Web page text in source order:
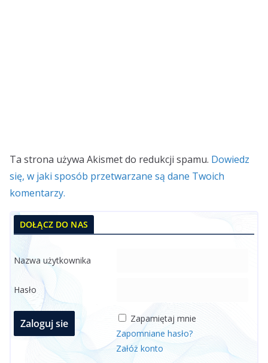
Ta strona używa Akismet do redukcji spamu. Dowiedz
się, w jaki sposób przetwarzane są dane Twoich
komentarzy.
DOŁĄCZ DO NAS
Nazwa użytkownika
Hasło
Zapamiętaj mnie
Zapomniane hasło?
Załóż konto